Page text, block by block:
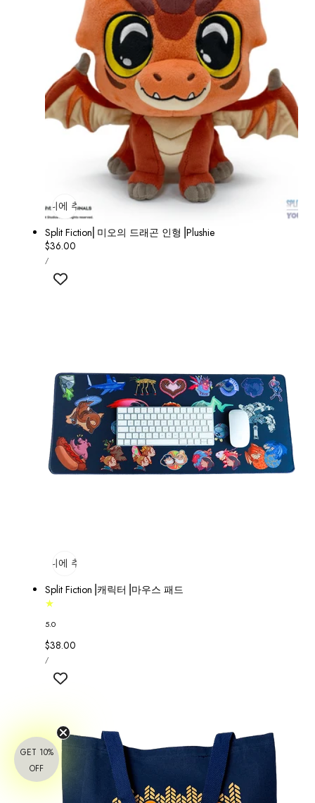
장바구니에 추가매진
Split Fiction⎜미오의 드래곤 인형⎟Plushie
정
가
$36.00
단
가/당
장바구니에 추가
Split Fiction⎟캐릭터⎟마우스 패드
5.0
정
가
$38.00
단
가/당
GET 10%
OFF